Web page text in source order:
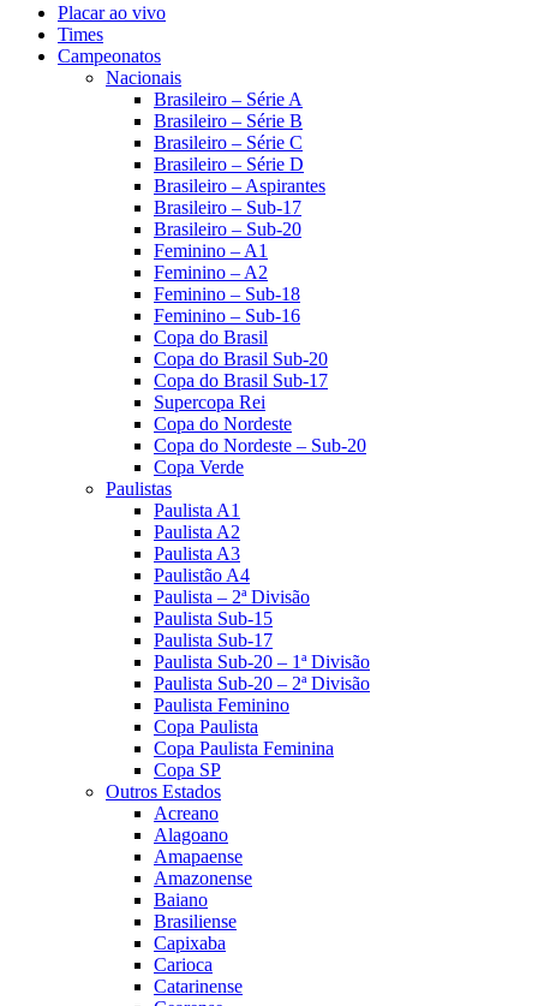
Placar ao vivo
Times
Campeonatos
Nacionais
Brasileiro – Série A
Brasileiro – Série B
Brasileiro – Série C
Brasileiro – Série D
Brasileiro – Aspirantes
Brasileiro – Sub-17
Brasileiro – Sub-20
Feminino – A1
Feminino – A2
Feminino – Sub-18
Feminino – Sub-16
Copa do Brasil
Copa do Brasil Sub-20
Copa do Brasil Sub-17
Supercopa Rei
Copa do Nordeste
Copa do Nordeste – Sub-20
Copa Verde
Paulistas
Paulista A1
Paulista A2
Paulista A3
Paulistão A4
Paulista – 2ª Divisão
Paulista Sub-15
Paulista Sub-17
Paulista Sub-20 – 1ª Divisão
Paulista Sub-20 – 2ª Divisão
Paulista Feminino
Copa Paulista
Copa Paulista Feminina
Copa SP
Outros Estados
Acreano
Alagoano
Amapaense
Amazonense
Baiano
Brasiliense
Capixaba
Carioca
Catarinense